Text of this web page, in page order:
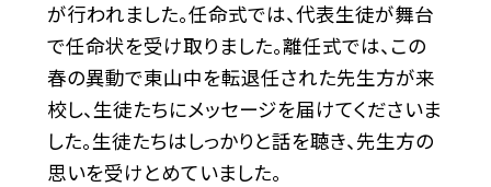
が行われました。任命式では、代表生徒が舞台
で任命状を受け取りました。離任式では、この
春の異動で東山中を転退任された先生方が来
校し、生徒たちにメッセージを届けてくださいま
した。生徒たちはしっかりと話を聴き、先生方の
思いを受けとめていました。